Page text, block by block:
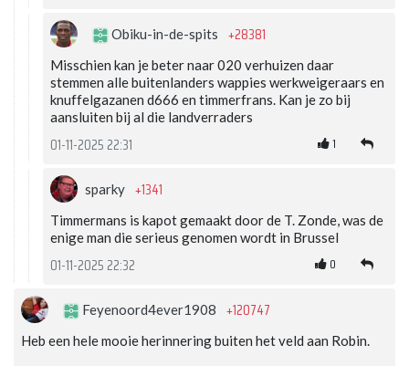
Obiku-in-de-spits +28381
Misschien kan je beter naar 020 verhuizen daar
stemmen alle buitenlanders wappies werkweigeraars en
knuffelgazanen d666 en timmerfrans. Kan je zo bij
aansluiten bij al die landverraders
01-11-2025 22:31 1
sparky +1341
Timmermans is kapot gemaakt door de T. Zonde, was de
enige man die serieus genomen wordt in Brussel
01-11-2025 22:32 0
Feyenoord4ever1908 +120747
Heb een hele mooie herinnering buiten het veld aan Robin.